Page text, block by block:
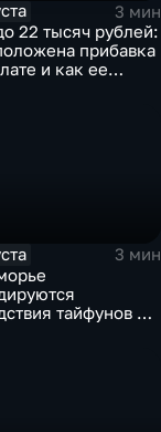
3 мин
22 тысяч рублей:
прибавка
и как ее
3 мин
тайфунов и